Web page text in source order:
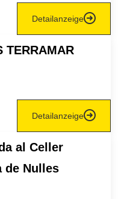
Detailanzeige
TERRAMAR
Detailanzeige
al Celler
de Nulles